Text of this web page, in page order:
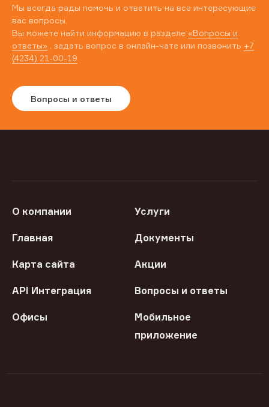
Мы всегда рады помочь и ответить на все интересующие
вас вопросы.
Вы можете найти информацию в разделе «Вопросы и
ответы» , задать вопрос в онлайн-чате или позвонить +7
(4234) 21-00-19
Вопросы и ответы
О компании Услуги
Главная Документы
Карта сайта Акции
API Интеграция Вопросы и ответы
Офисы
Мобильное
приложение